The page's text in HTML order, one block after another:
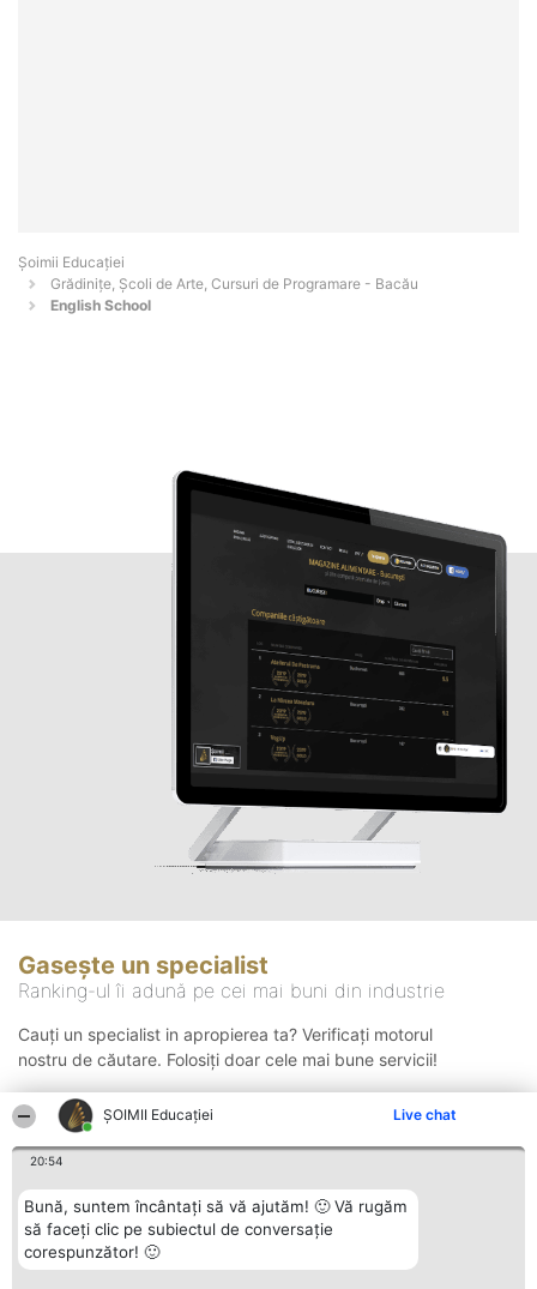
ȘOIMII Educației Live chat
20:54
Bună, suntem încântați să vă ajutăm! 🙂 Vă rugăm
să faceți clic pe subiectul de conversație
corespunzător! 🙂
Șoimii Educației
Grădinițe, Școli de Arte, Cursuri de Programare - Bacău
English School
Gasește un specialist
Ranking-ul îi adună pe cei mai buni din industrie
Cauți un specialist in apropierea ta? Verificați motorul
nostru de căutare. Folosiți doar cele mai bune servicii!